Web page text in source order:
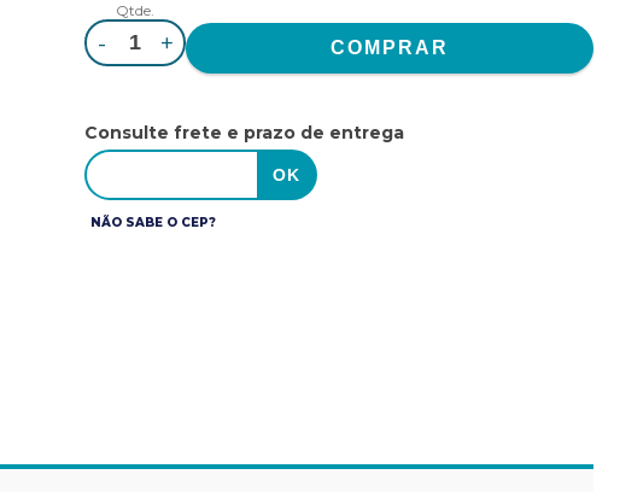
Qtde.
- +
Consulte frete e prazo de entrega
NÃO SABE O CEP?